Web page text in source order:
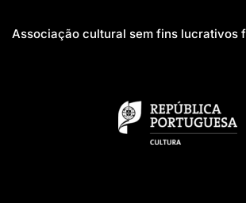
Associação cultural sem fins lucrativos